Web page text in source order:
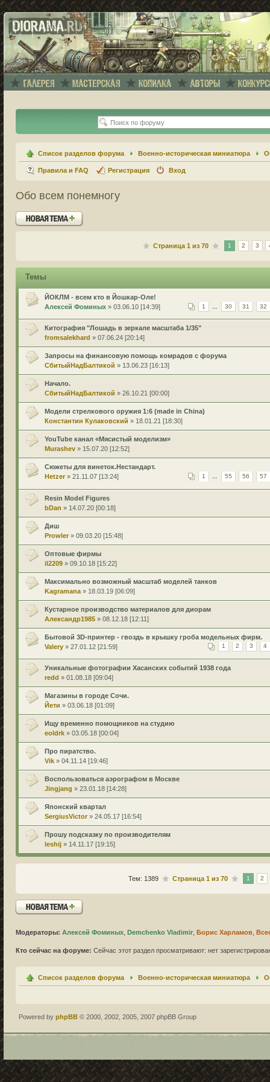
Список разделов форума Военно-историческая миниатюра
Правила и FAQ Регистрация Вход
Обо всем понемногу
Новая тема
Страница1 из70 1 2 3
Темы
ЙОКЛМ - всем кто в Йошкар-Оле!
1 30 31 32
Алексей Фоминых » 03.06.10 [14:39]
Китография "Лошадь в зеркале масштаба 1/35"
fromsalekhard » 07.06.24 [20:14]
Запросы на финансовую помощь комрадов с форума
СбитыйНадБалтикой » 13.06.23 [16:13]
Начало.
СбитыйНадБалтикой » 26.10.21 [00:00]
Модели стрелкового оружия 1:6 (made in China)
Константин Кулаковский » 18.01.21 [18:30]
YouTube канал «Мясистый моделизм»
Murashev » 15.07.20 [12:52]
Сюжеты для винеток.Нестандарт.
1 ... 55 56 57
Hetzer» 21.11.07 [13:24]
Resin Model Figures
bDan » 14.07.20 [00:18]
Диш
Prowler» 09.03.20 [15:48]
Оптовые фирмы
il2209 » 09.10.18 [15:22]
Максимально возможный масштаб моделей танков
Kagramana » 18.03.19 [06:09]
Кустарное производство материалов для диорам
Александр1985 » 08.12.18 [12:11]
Бытовой 3D-принтер - гвоздь в крышку гроба модельных фирм.
1 2 3 4
Valery » 27.01.12 [21:59]
Уникальные фотографии Хасанских событий 1938 года
redd » 01.08.18 [09:04]
Магазины в городе Сочи.
Йети » 03.06.18 [01:09]
Ищу временно помощников на студию
eoldrk » 03.05.18 [00:04]
Про пиратство.
Vik » 04.11.14 [19:46]
Воспользоваться аэрографом в Москве
Jingjang » 23.01.18 [14:28]
Японский квартал
SergiusVictor» 24.05.17 [16:54]
Прошу подсказку по производителям
leshij » 14.11.17 [19:15]
Тем: 1389 Страница 1из 70 1 2
Новая тема
Модераторы: Алексей Фоминых Demchenko Vladimir Борис Харламов
Кто сейчас на форуме: Сейчас этот раздел просматривают: нет
Список разделов форума Военно-историческая миниатюра
Powered by phpBB © 2000, 2002, 2005, 2007 phpBB Group